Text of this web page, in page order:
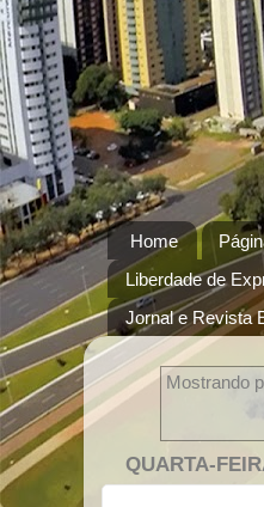
Home
Liberdade de
Jornal e Revista
Mostrando
QUARTA-